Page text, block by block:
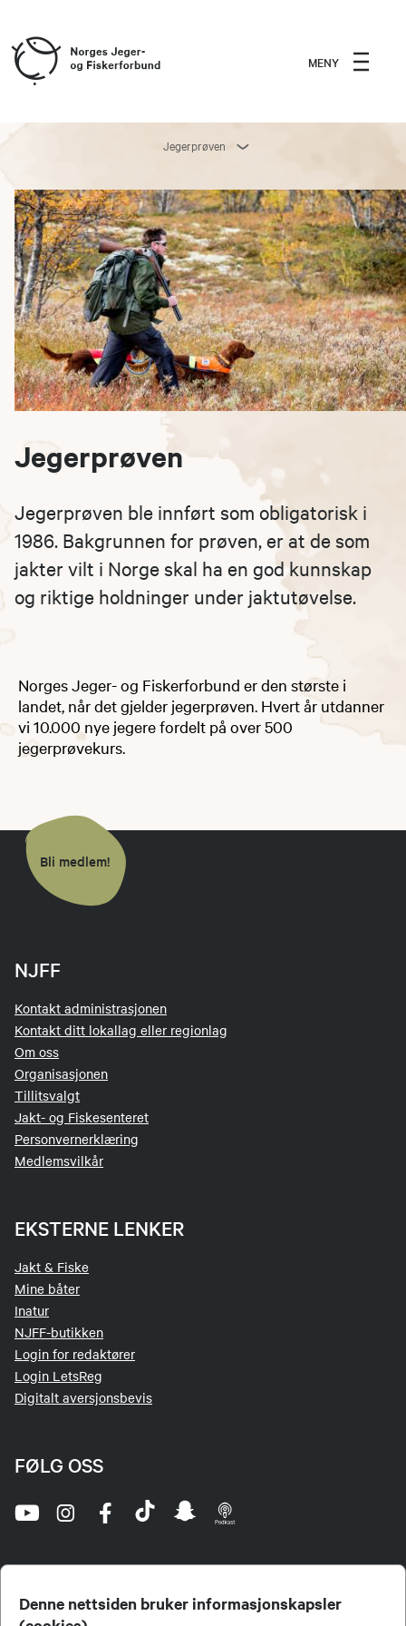
Denne nettsiden bruker informasjonskapsler
MENY
Jegerprøven
Jegerprøven
Jegerprøven ble innført som obligatorisk i
1986. Bakgrunnen for prøven, er at de som
jakter vilt i Norge skal ha en god kunnskap
og riktige holdninger under jaktutøvelse.
Norges Jeger- og Fiskerforbund er den største i
landet, når det gjelder jegerprøven. Hvert år utdanner
vi 10.000 nye jegere fordelt på over 500
jegerprøvekurs.
Bli medlem!
NJFF
Kontakt administrasjonen
Kontakt ditt lokallag eller regionlag
Om oss
Organisasjonen
Tillitsvalgt
Jakt- og Fiskesenteret
Personvernerklæring
Medlemsvilkår
EKSTERNE LENKER
Jakt & Fiske
Mine båter
Inatur
NJFF-butikken
Login for redaktører
Login LetsReg
Digitalt aversjonsbevis
FØLG OSS